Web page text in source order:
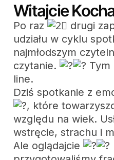
Witajcie
Po raz
drugi
udziału w cyklu
najmłodszym
czytanie.
Tym
line.
Dziś spotkanie z
, które
względu na wiek.
wstręcie, strachu i
Ale oglądajcie